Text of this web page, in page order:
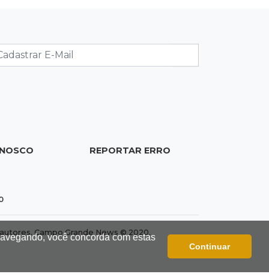
você concorda com estas
Continuar
18:13Nacional
detento
REPORTAR ERRO
Campo Grande News © 2020.